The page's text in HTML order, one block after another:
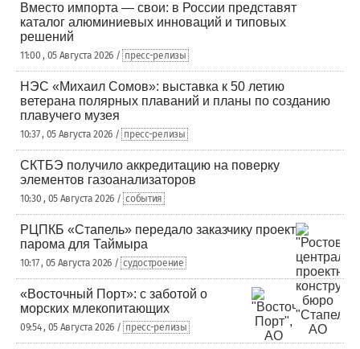
Вместо импорта — свои: в России представят
каталог алюминиевых инноваций и типовых
решений
11:00 , 05 Августа 2026 / пресс-релизы
НЭС «Михаил Сомов»: выставка к 50 летию
ветерана полярных плаваний и планы по созданию
плавучего музея
10:37 , 05 Августа 2026 / пресс-релизы
СКТБЭ получило аккредитацию на поверку
элементов газоанализаторов
10:30 , 05 Августа 2026 / события
РЦПКБ «Стапель» передало заказчику проект
парома для Таймыра
10:17 , 05 Августа 2026 / судостроение
«Восточный Порт»: с заботой о
морских млекопитающих
09:54 , 05 Августа 2026 / пресс-релизы